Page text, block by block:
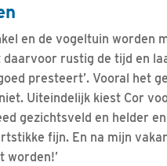
en de vogeltuin worden
rustig de tijd en
presteert’. Vooral het
Uiteindelijk kiest Cor
gezichtsveld en helder
fijn. En na mijn
worden!’